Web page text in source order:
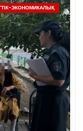
ЭКОНОМИКАЛЫҚ